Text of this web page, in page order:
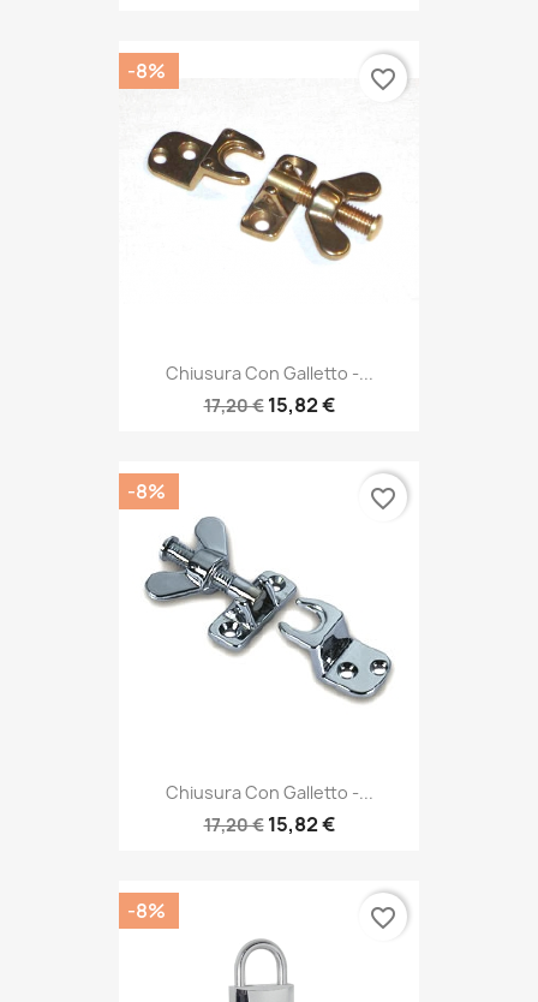
Chiusura Con Galletto -...
17,20 € 15,82 €
-8% favorite_border
Chiusura Con Galletto -...
17,20 € 15,82 €
-8% favorite_border
-8% favorite_border